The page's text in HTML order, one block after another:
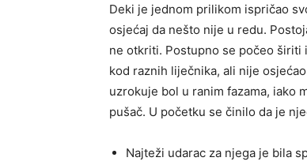
Deki je jednom prilikom ispričao
osjećaj da nešto nije u redu.
ne otkriti. Postupno se počeo
kod raznih liječnika, ali nije
uzrokuje bol u ranim fazama, iako
pušač. U početku se činilo da je
Najteži udarac za njega je bila